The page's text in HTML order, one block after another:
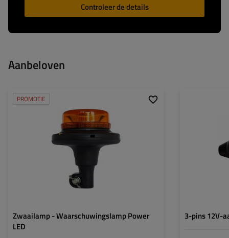
Controleer de details
Aanbeloven
PROMOTIE
Zwaailamp - Waarschuwingslamp Power
LED
3-pins 12V-